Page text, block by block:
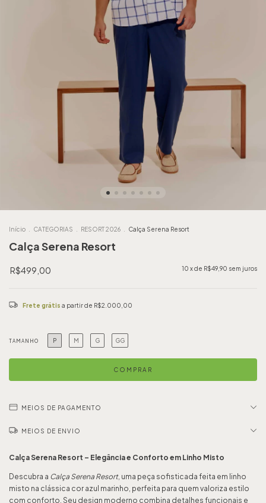
Início CATEGORIAS RESORT 2026 Calça Serena Resort
Calça Serena Resort
R$499,00 10 x de R$49,90 sem juros
Frete grátis a partir de R$2.000,00
TAMANHO P M G GG
MEIOS DE PAGAMENTO
MEIOS DE ENVIO
Calça Serena Resort – Elegância e Conforto em Linho Misto
Descubra a Calça Serena Resort, uma peça sofisticada feita em linho
misto na clássica cor azul marinho, perfeita para quem valoriza estilo
com conforto. Seu design moderno combina detalhes funcionais e